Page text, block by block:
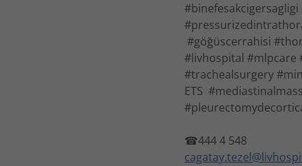
#göğüscerrahisi
#livhospital #mlpcare
#trachealsurgery
ETS
☎444 4 548